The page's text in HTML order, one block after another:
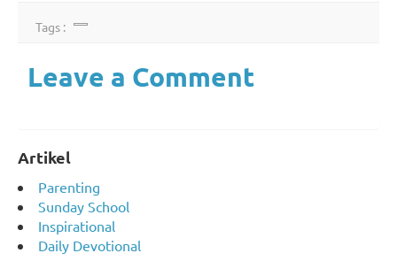
Tags :
Leave a Comment
Artikel
Parenting
Sunday School
Inspirational
Daily Devotional